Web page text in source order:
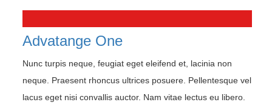
Advatange One
Nunc turpis neque, feugiat eget eleifend et, lacinia non
neque. Praesent rhoncus ultrices posuere. Pellentesque vel
lacus eget nisi convallis auctor. Nam vitae lectus eu libero.